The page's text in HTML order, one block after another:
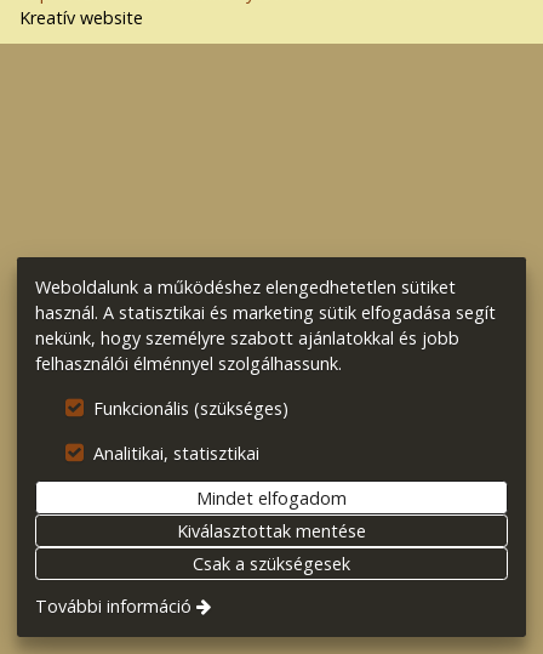
Kreatív website
Weboldalunk a működéshez elengedhetetlen sütiket
használ. A statisztikai és marketing sütik elfogadása segít
nekünk, hogy személyre szabott ajánlatokkal és jobb
felhasználói élménnyel szolgálhassunk.
Funkcionális (szükséges)
Analitikai, statisztikai
Mindet elfogadom
Kiválasztottak mentése
Csak a szükségesek
További információ